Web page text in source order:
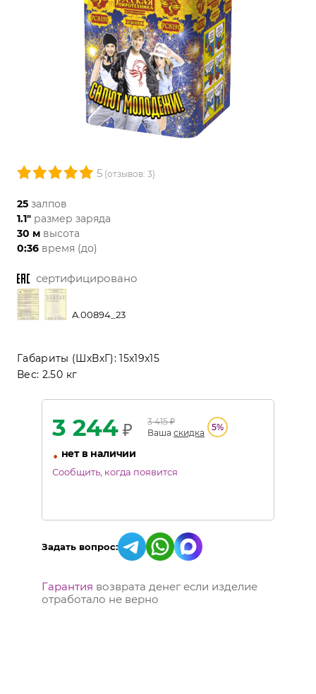
5 (отзывов: 3)
25 залпов
1.1" размер заряда
30 м высота
0:36 время (до)
сертифицировано
A.00894_23
Габариты (ШхВхГ):15x19x15
Вес: 2.50 кг
3 244 ₽ 3 415₽
Ваша скидка
5%
• нет в наличии
Сообщить, когда появится
Задать вопрос:
Гарантия возврата денег если изделие
отработало не верно